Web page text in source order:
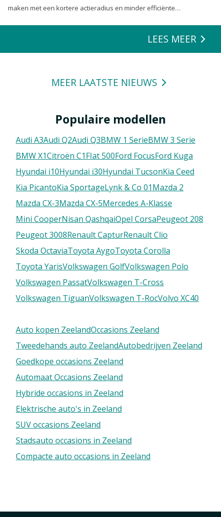
maken met een kortere actieradius en minder efficiënte
LEES MEER
MEER LAATSTE NIEUWS
Populaire modellen
Audi A3Audi Q2Audi Q3BMW 1 SerieBMW 3 Serie
BMW X1Citroën C1FIat 500Ford FocusFord Kuga
Hyundai i10Hyundai i30Hyundai TucsonKia Ceed
Kia PicantoKia SportageLynk & Co 01Mazda 2
Mazda CX-3Mazda CX-5Mercedes A-Klasse
Mini CooperNisan QashqaiOpel CorsaPeugeot 208
Peugeot 3008Renault CapturRenault Clio
Skoda OctaviaToyota AygoToyota Corolla
Toyota YarisVolkswagen GolfVolkswagen Polo
Volkswagen PassatVolkswagen T-Cross
Volkswagen TiguanVolkswagen T-RocVolvo XC40
Auto kopen ZeelandOccasions Zeeland
Tweedehands auto ZeelandAutobedrijven Zeeland
Goedkope occasions Zeeland
Automaat Occasions Zeeland
Hybride occasions in Zeeland
Elektrische auto's in Zeeland
SUV occasions Zeeland
Stadsauto occasions in Zeeland
Compacte auto occasions in Zeeland